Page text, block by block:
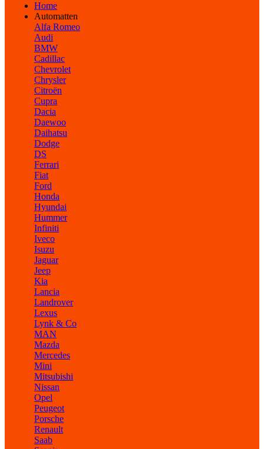
Home
Automatten
Alfa Romeo
Audi
BMW
Cadillac
Chevrolet
Chrysler
Citroën
Cupra
Dacia
Daewoo
Daihatsu
Dodge
DS
Ferrari
Fiat
Ford
Honda
Hyundai
Hummer
Infiniti
Iveco
Isuzu
Jaguar
Jeep
Kia
Lancia
Landrover
Lexus
Lynk & Co
MAN
Mazda
Mercedes
Mini
Mitsubishi
Nissan
Opel
Peugeot
Porsche
Renault
Saab